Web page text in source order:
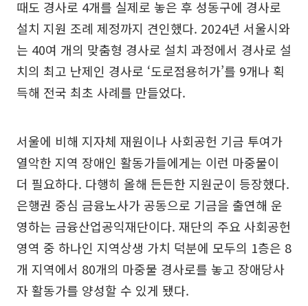
때도 경사로 4개를 실제로 놓은 후 성동구에 경사로
설치 지원 조례 제정까지 견인했다. 2024년 서울시와
는 40여 개의 맞춤형 경사로 설치 과정에서 경사로 설
치의 최고 난제인 경사로 ‘도로점용허가’를 9개나 획
득해 전국 최초 사례를 만들었다.
서울에 비해 지자체 재원이나 사회공헌 기금 투여가
열악한 지역 장애인 활동가들에게는 이런 마중물이
더 필요하다. 다행히 올해 든든한 지원군이 등장했다.
은행권 중심 금융노사가 공동으로 기금을 출연해 운
영하는 금융산업공익재단이다. 재단의 주요 사회공헌
영역 중 하나인 지역상생 가치 덕분에 모두의 1층은 8
개 지역에서 80개의 마중물 경사로를 놓고 장애당사
자 활동가를 양성할 수 있게 됐다.